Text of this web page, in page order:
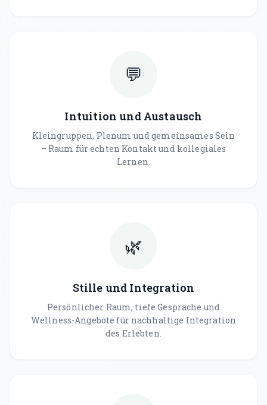
💬
Intuition und Austausch
Kleingruppen, Plenum und gemeinsames Sein
– Raum für echten Kontakt und kollegiales
Lernen.
🌿
Stille und Integration
Persönlicher Raum, tiefe Gespräche und
Wellness-Angebote für nachhaltige Integration
des Erlebten.